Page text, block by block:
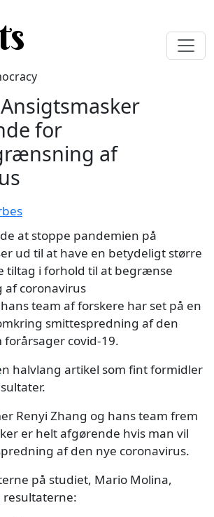
for
af
at stoppe pandemien på
ud til at have en betydeligt større
tiltag i forhold til at begrænse
af coronavirus
team af forskere har set på en
smittespredning af den
forårsager covid-19.
halvlang artikel som fint formidler
Renyi Zhang og hans team frem
er helt afgørende hvis man vil
af den nye coronavirus.
på studiet, Mario Molina,